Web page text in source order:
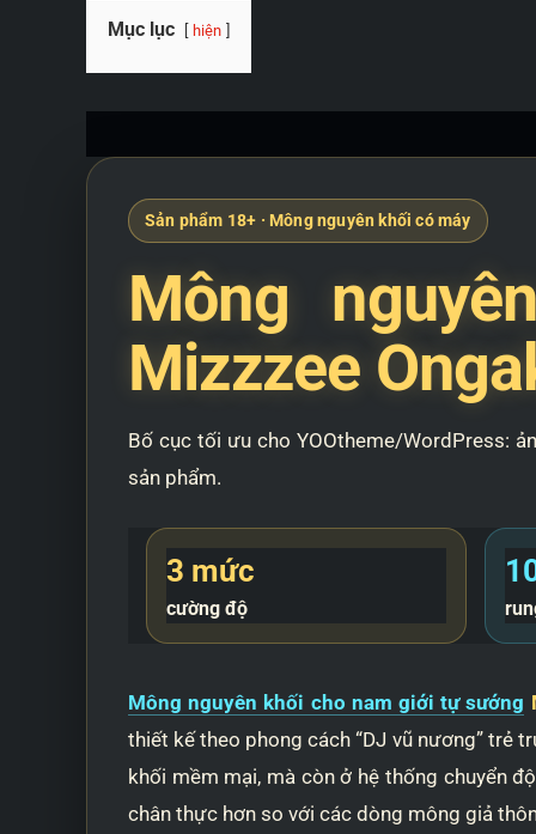
Mục lục hiện
Sản phẩm 18+ · Mông nguyên khối có máy
Mông
Mizzzee
Bố cục tối ưu cho YOOtheme/WordPress:
sản phẩm.
3 mức
cường độ
Mông nguyên khối cho nam giới tự sướng
thiết kế theo phong cách “DJ vũ nương” trẻ
khối mềm mại, mà còn ở hệ thống chuyển
chân thực hơn so với các dòng mông giả